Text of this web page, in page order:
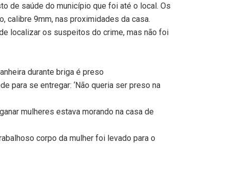
de saúde do município que foi até o local. Os
calibre 9mm, nas proximidades da casa.
localizar os suspeitos do crime, mas não foi
durante briga é preso
para se entregar: ‘Não queria ser preso na
mulheres estava morando na casa de
corpo da mulher foi levado para o